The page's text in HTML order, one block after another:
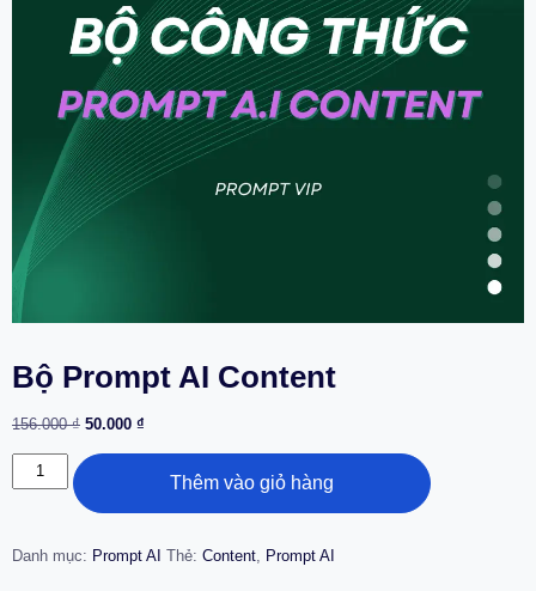
Bộ Prompt AI Content
156.000₫ 50.000 ₫
Thêm vào giỏ hàng
Danh mục: Prompt AI Thẻ: Content, Prompt AI